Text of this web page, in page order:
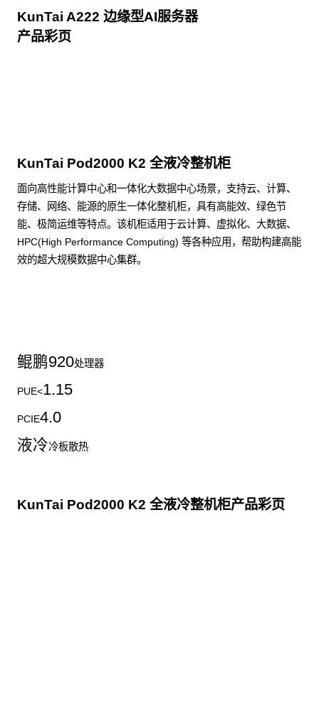
KunTai A222 边缘型AI服务器
产品彩页
KunTai Pod2000 K2 全液冷整机柜
面向高性能计算中心和一体化大数据中心场景，支持云、计算、
存储、网络、能源的原生一体化整机柜，具有高能效、绿色节
能、极简运维等特点。该机柜适用于云计算、虚拟化、大数据、
HPC(High Performance Computing) 等各种应用，帮助构建高能
效的超大规模数据中心集群。
鲲鹏920处理器
PUE<1.15
PCIE4.0
液冷冷板散热
KunTai Pod2000 K2 全液冷整机柜产品彩页